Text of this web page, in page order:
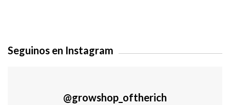
Seguinos en Instagram
@growshop_oftherich